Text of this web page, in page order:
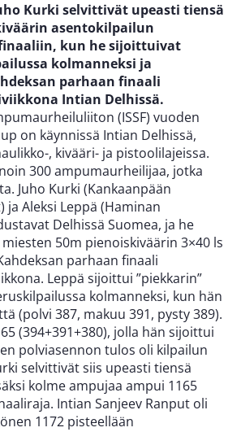
Kurki selvittivät upeasti tiensä
asentokilpailun
kun he sijoittuivat
kolmanneksi ja
parhaan finaali
Intian Delhissä.
(ISSF) vuoden
on käynnissä Intian Delhissä,
, kivääri- ja pistoolilajeissa.
300 ampumaurheilijaa, jotka
Juho Kurki (Kankaanpään
Aleksi Leppä (Haminan
Delhissä Suomea, ja he
50m pienoiskiväärin 3×40 ls
parhaan finaali
Leppä sijoittui ”piekkarin”
kolmanneksi, kun hän
(polvi 387, makuu 391, pysty 389).
(394+391+380), jolla hän sijoittui
polviasennon tulos oli kilpailun
selvittivät siis upeasti tiensä
kolme ampujaa ampui 1165
Intian Sanjeev Ranput oli
1172 pisteellään